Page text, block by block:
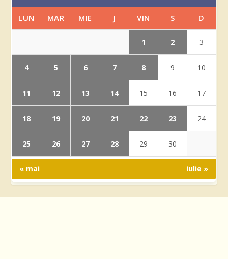
LUN MAR MIE J VIN S D
1 2 3
4 5 6 7 8 9 10
11 12 13 14 15 16 17
18 19 20 21 22 23 24
25 26 27 28 29 30
« mai iulie »